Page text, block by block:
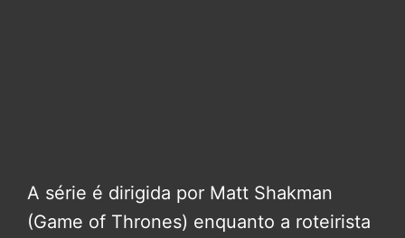
A série é dirigida por Matt Shakman
(Game of Thrones) enquanto a roteirista